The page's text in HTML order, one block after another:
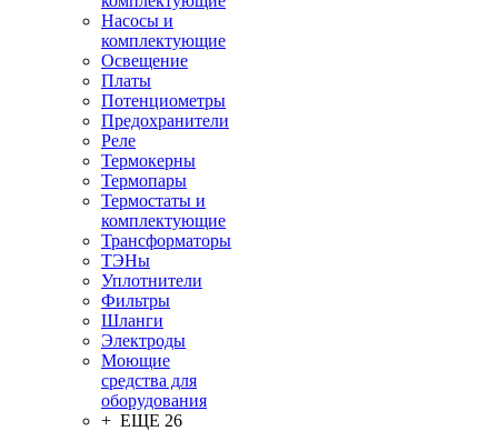
Насосы и
комплектующие
Освещение
Платы
Потенциометры
Предохранители
Реле
Термокерны
Термопары
Термостаты и
комплектующие
Трансформаторы
ТЭНы
Уплотнители
Фильтры
Шланги
Электроды
Моющие
средства для
оборудования
+ ЕЩЕ 26